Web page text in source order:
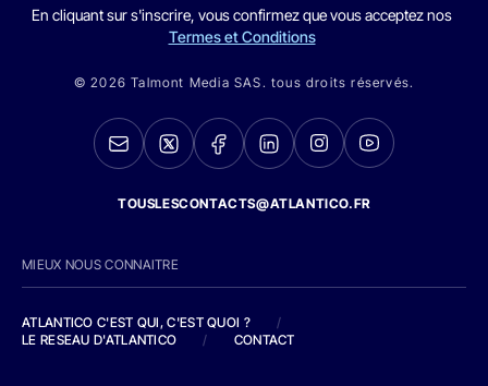
En cliquant sur s'inscrire, vous confirmez que vous acceptez nos
Termes et Conditions
© 2026 Talmont Media SAS. tous droits réservés.
TOUSLESCONTACTS@ATLANTICO.FR
MIEUX NOUS CONNAITRE
ATLANTICO C'EST QUI, C'EST QUOI ?
/
LE RESEAU D'ATLANTICO
/ CONTACT